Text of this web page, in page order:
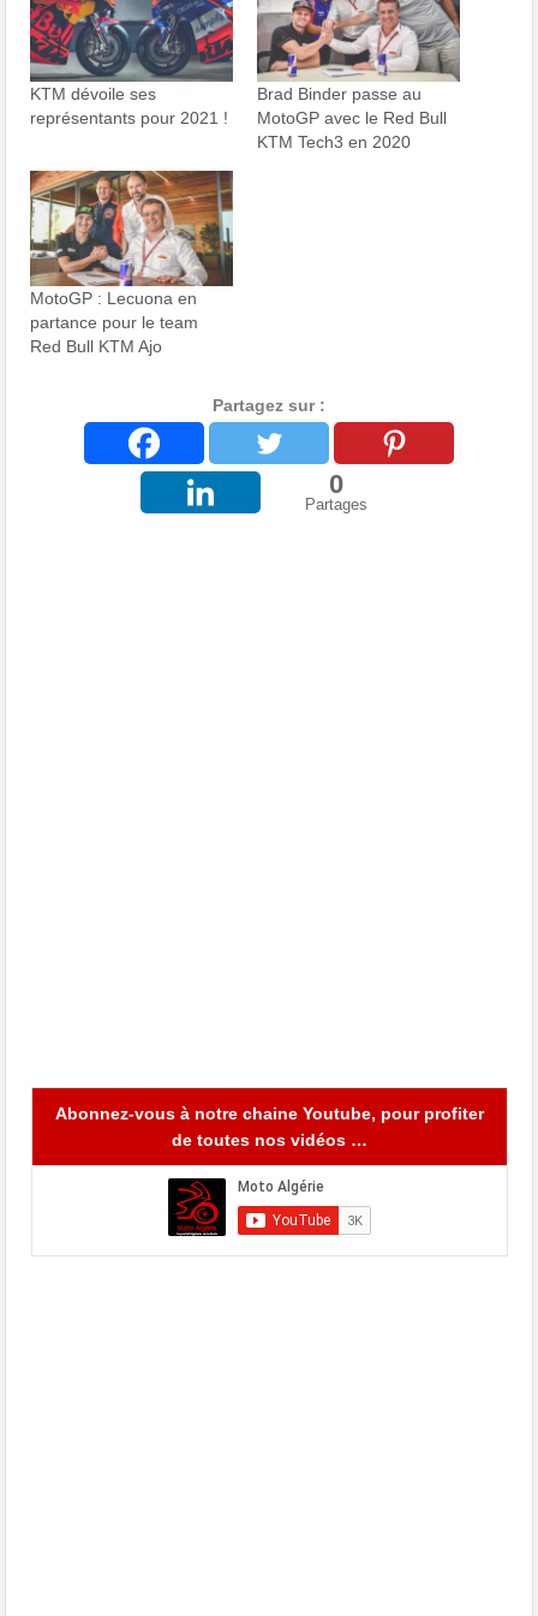
KTM dévoile ses
représentants pour 2021 !
Brad Binder passe au
MotoGP avec le Red Bull
KTM Tech3 en 2020
MotoGP : Lecuona en
partance pour le team
Red Bull KTM Ajo
Partagez sur :
0
Partages
Abonnez-vous à notre chaine Youtube, pour profiter
de toutes nos vidéos …